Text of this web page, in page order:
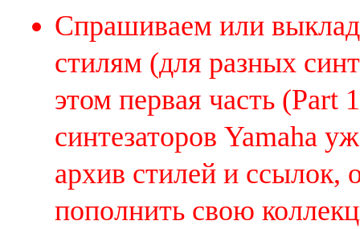
Спрашиваем или
стилям (для разных
этом первая часть
синтезаторов Yamaha
архив стилей и ссылок,
пополнить свою